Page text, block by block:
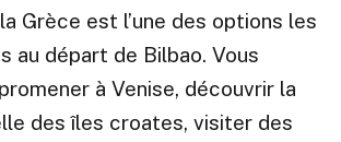
Grèce est l’une des options les
au départ de Bilbao. Vous
à Venise, découvrir la
des îles croates, visiter des